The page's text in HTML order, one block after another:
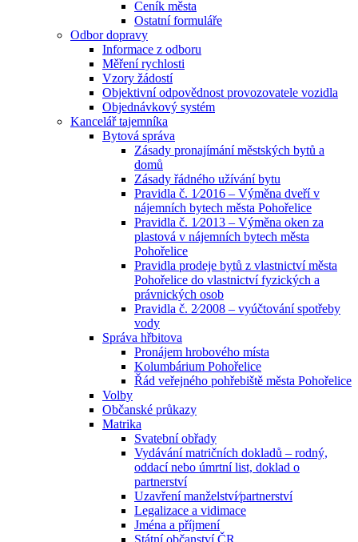
Ceník města
Ostatní formuláře
Odbor dopravy
Informace z odboru
Měření rychlosti
Vzory žádostí
Objektivní odpovědnost provozovatele vozidla
Objednávkový systém
Kancelář tajemníka
Bytová správa
Zásady pronajímání městských bytů a
domů
Zásady řádného užívání bytu
Pravidla č. 1⁄2016 – Výměna dveří v
nájemních bytech města Pohořelice
Pravidla č. 1⁄2013 – Výměna oken za
plastová v nájemních bytech města
Pohořelice
Pravidla prodeje bytů z vlastnictví města
Pohořelice do vlastnictví fyzických a
právnických osob
Pravidla č. 2⁄2008 – vyúčtování spotřeby
vody
Správa hřbitova
Pronájem hrobového místa
Kolumbárium Pohořelice
Řád veřejného pohřebiště města Pohořelice
Volby
Občanské průkazy
Matrika
Svatební obřady
Vydávání matričních dokladů – rodný,
oddací nebo úmrtní list, doklad o
partnerství
Uzavření manželství⁄partnerství
Legalizace a vidimace
Jména a příjmení
Státní občanství ČR